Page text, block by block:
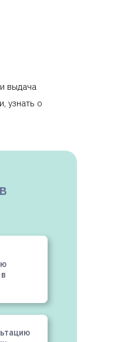
выдача
узнать о